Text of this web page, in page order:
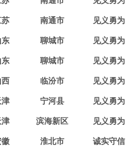
南通市 见义勇为
东 聊城市 见义勇为
东 聊城市 见义勇为
西 临汾市 见义勇为
津 宁河县 见义勇为
津 滨海新区 见义勇为
淮北市 诚实守信